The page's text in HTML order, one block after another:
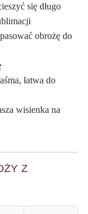
się długo
obrożę do
łatwa do
wisienka na
Z